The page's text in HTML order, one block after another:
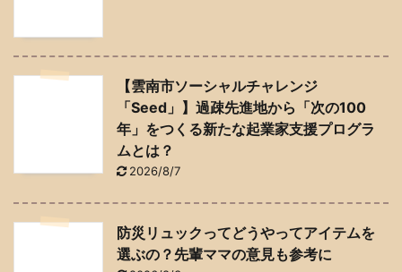
【雲南市ソーシャルチャレンジ
「Seed」】過疎先進地から「次の100
年」をつくる新たな起業家支援プログラ
ムとは？
2026/8/7
防災リュックってどうやってアイテムを
選ぶの？先輩ママの意見も参考に